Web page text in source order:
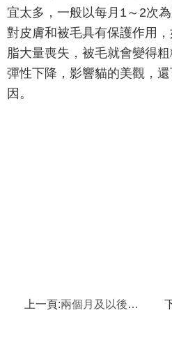
宜太多，一般以每月1～2次
對皮膚和被毛具有保護作用
脂大量喪失，被毛就會變得
彈性下降，影響貓的美觀，
因。
上一頁:兩個月及以後的小貓飲食習慣的糾正和指導